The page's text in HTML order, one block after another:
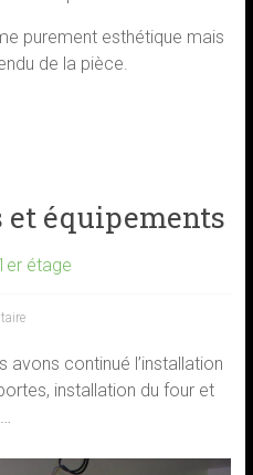
purement esthétique mais
de la pièce.
et équipements
étage
continué l’installation
installation du four et